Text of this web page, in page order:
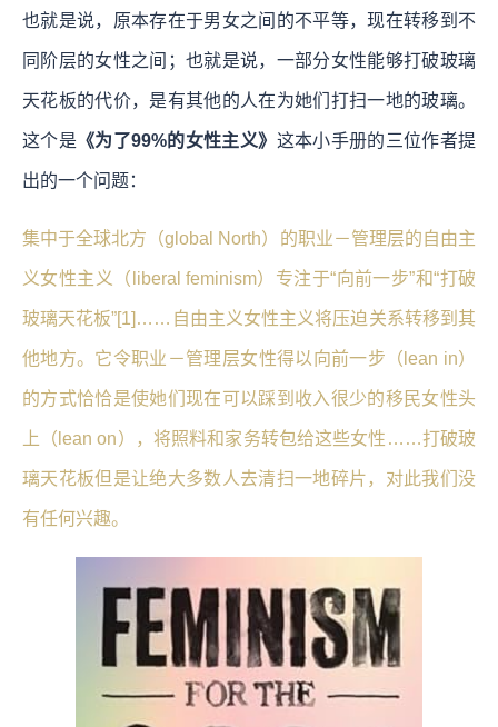
也就是说，原本存在于男女之间的不平等，现在转移到不
同阶层的女性之间；也就是说，一部分女性能够打破玻璃
天花板的代价，是有其他的人在为她们打扫一地的玻璃。
这个是 《为了99%的女性主义》 这本小手册的三位作者提
出的一个问题：
集中于全球北方（global North）的职业－管理层的自由主
义女性主义（liberal feminism）专注于“向前一步”和“打破
玻璃天花板”[1]……自由主义女性主义将压迫关系转移到其
他地方。它令职业－管理层女性得以向前一步（lean in）
的方式恰恰是使她们现在可以踩到收入很少的移民女性头
上（lean on），将照料和家务转包给这些女性……打破玻
璃天花板但是让绝大多数人去清扫一地碎片，对此我们没
有任何兴趣。